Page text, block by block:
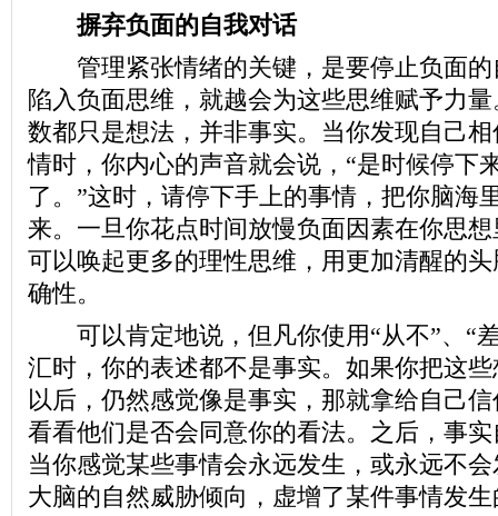
摒弃负面的自我对话
管理紧张情绪的关键，是要停止负面的
陷入负面思维，就越会为这些思维赋予力
数都只是想法，并非事实。当你发现自己
情时，你内心的声音就会说，“是时候停下
了。”这时，请停下手上的事情，把你脑海
来。一旦你花点时间放慢负面因素在你思
可以唤起更多的理性思维，用更加清醒的
确性。
可以肯定地说，但凡你使用“从不”、“差
汇时，你的表述都不是事实。如果你把这
以后，仍然感觉像是事实，那就拿给自己
看看他们是否会同意你的看法。之后，事
当你感觉某些事情会永远发生，或永远不
大脑的自然威胁倾向，虚增了某件事情发